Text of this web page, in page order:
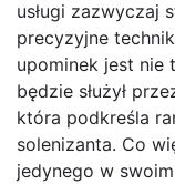
usługi zazwyczaj
precyzyjne
upominek jest nie
będzie służył
która podkreśla
solenizanta. Co
jedynego w